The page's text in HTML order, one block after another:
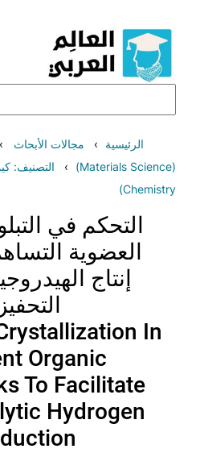
المحتوى
الرئيسية مجالات الأبحاث
(Materials Science)
Chemistry)
التحكم في
العضوية
إنتاج
In
Organic
To Facilitate
Hydrogen